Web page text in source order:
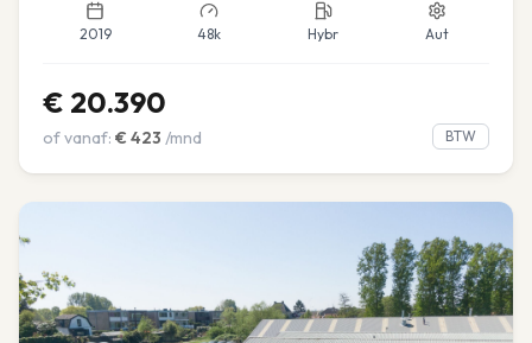
2019 48k Hybr Aut
€ 20.390
of vanaf: € 423 /mnd BTW